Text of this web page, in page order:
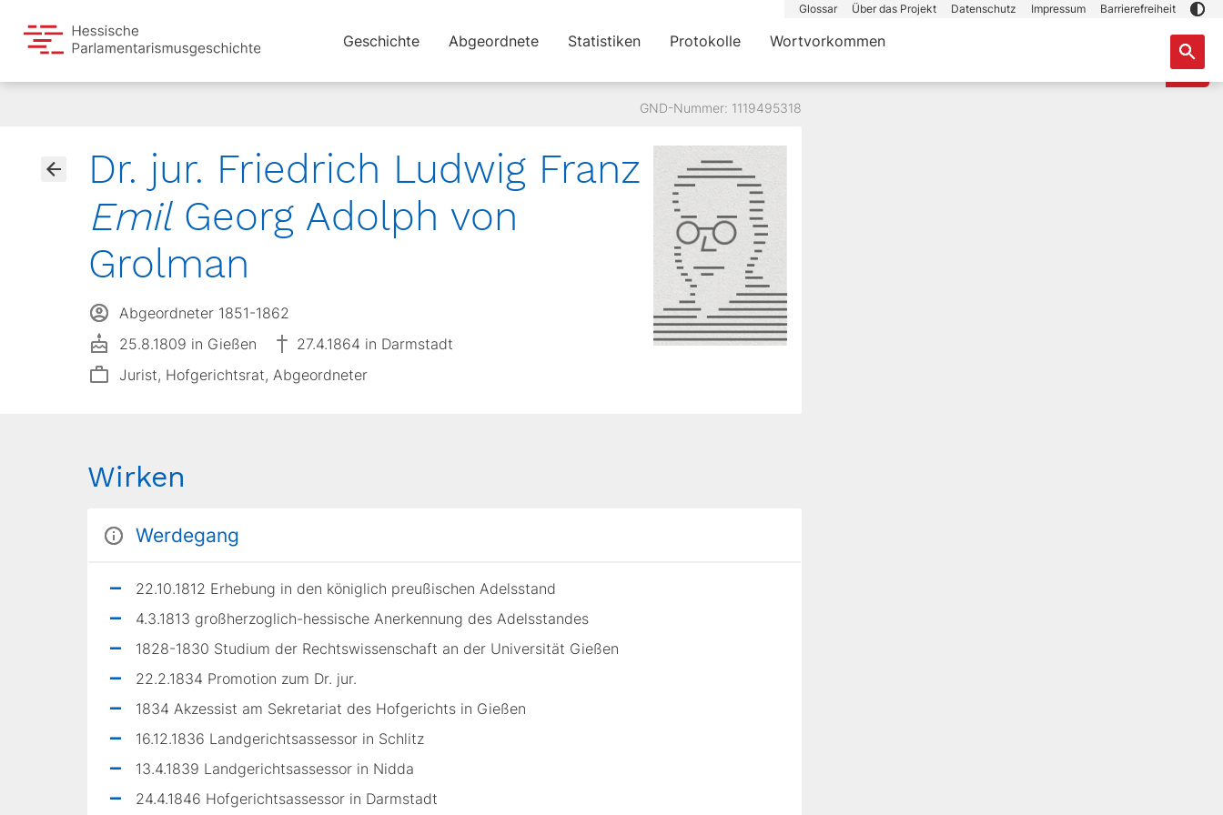
Glossar Über das Projekt Datenschutz Impressum Barrierefreiheit
Geschichte Abgeordnete Statistiken Protokolle Wortvorkommen
GND-Nummer: 1119495318
Dr. jur. Friedrich Ludwig Franz
EmilGeorg Adolph von
Grolman
Abgeordneter 1851-1862
25.8.1809 in Gießen
27.4.1864 in Darmstadt
Jurist, Hofgerichtsrat, Abgeordneter
Wirken
Werdegang
22.10.1812 Erhebung in den königlich preußischen Adelsstand
4.3.1813 großherzoglich-hessische Anerkennung des Adelsstandes
1828-1830 Studium der Rechtswissenschaft an der Universität Gießen
22.2.1834 Promotion zum Dr. jur.
1834 Akzessist am Sekretariat des Hofgerichts in Gießen
16.12.1836 Landgerichtsassessor in Schlitz
13.4.1839 Landgerichtsassessor in Nidda
24.4.1846 Hofgerichtsassessor in Darmstadt